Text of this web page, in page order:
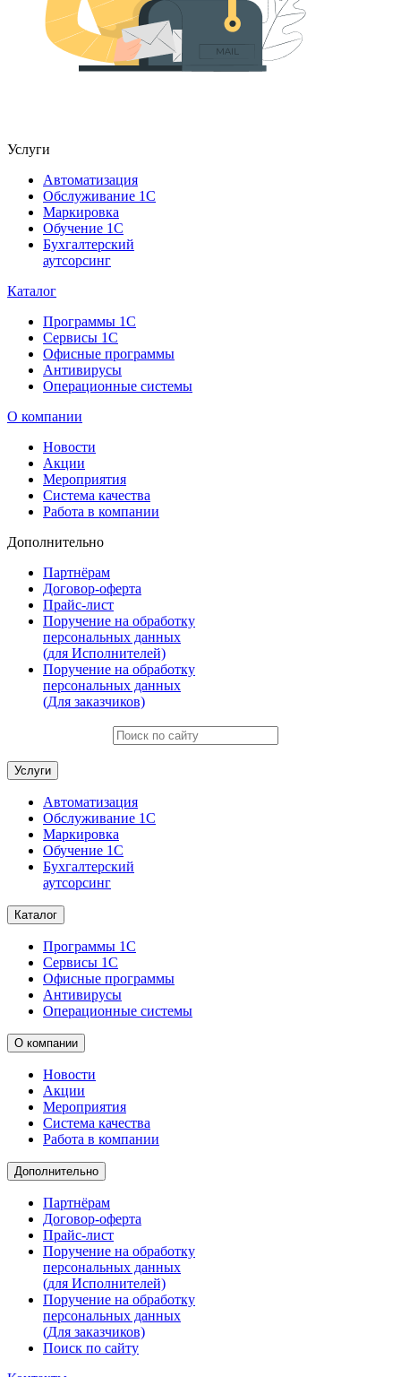
Услуги
Автоматизация
Обслуживание 1С
Маркировка
Обучение 1С
Бухгалтерский
аутсорсинг
Каталог
Программы 1С
Сервисы 1С
Офисные программы
Антивирусы
Операционные системы
О компании
Новости
Акции
Мероприятия
Система качества
Работа в компании
Дополнительно
Партнёрам
Договор-оферта
Прайс-лист
Поручение на обработку
персональных данных
(для Исполнителей)
Поручение на обработку
персональных данных
(Для заказчиков)
Услуги
Автоматизация
Обслуживание 1С
Маркировка
Обучение 1С
Бухгалтерский
аутсорсинг
Каталог
Программы 1С
Сервисы 1С
Офисные программы
Антивирусы
Операционные системы
О компании
Новости
Акции
Мероприятия
Система качества
Работа в компании
Дополнительно
Партнёрам
Договор-оферта
Прайс-лист
Поручение на обработку
персональных данных
(для Исполнителей)
Поручение на обработку
персональных данных
(Для заказчиков)
Поиск по сайту